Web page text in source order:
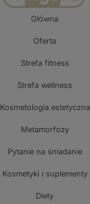
Główna
Oferta
Strefa fitness
Strefa wellness
Kosmetologia estetyczna
Metamorfozy
Pytanie na śniadanie
Kosmetyki i suplementy
Diety